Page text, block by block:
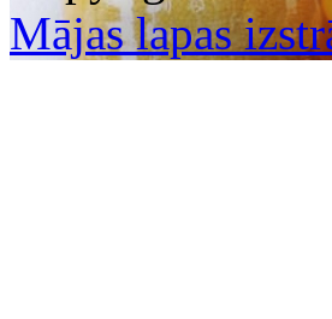
Mājas lapas